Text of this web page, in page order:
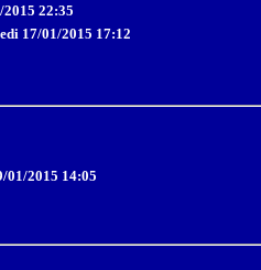
22:35
17/01/2015 17:12
01/2015 14:05